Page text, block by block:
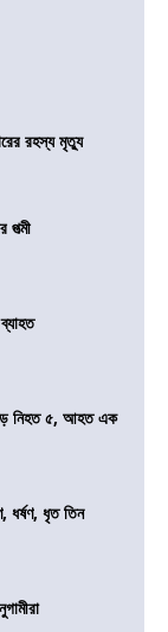
রহস্য মৃত্যু
নিহত ৫, আহত এক
ধর্ষণ, ধৃত তিন